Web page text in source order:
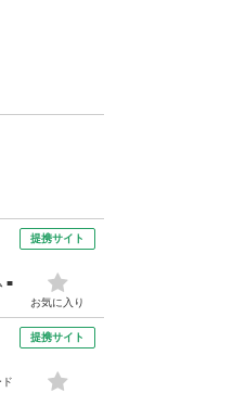
■
提携サイト
お気に入り
提携サイト